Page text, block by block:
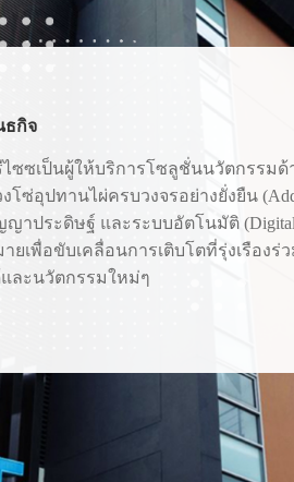
ธกิจ
ซซเป็นผู้ให้บริการโซลูชั่นนวัตกรรมด้
โซ่อุปทานไผ่ครบวงจรอย่างยั่งยืน
าประดิษฐ์ และระบบอัตโนมัติ
ยเพื่อขับเคลื่อนการเติบโตที่รุ่งเรือง
ละนวัตกรรมใหม่ๆ